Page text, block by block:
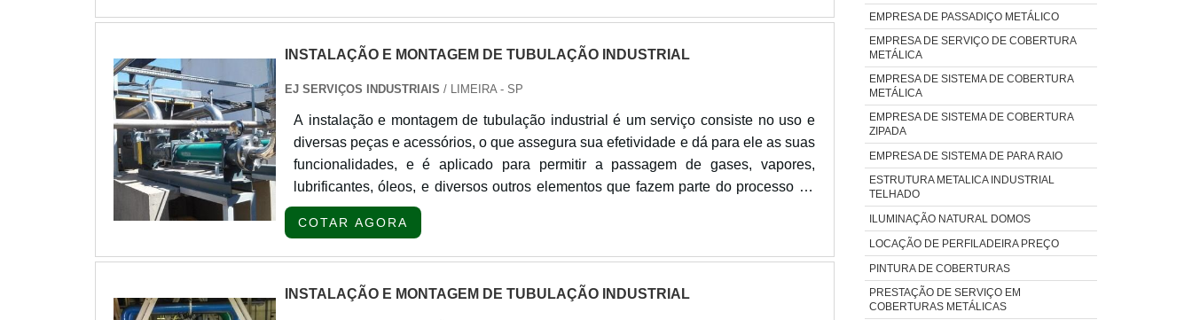
INSTALAÇÃO E MONTAGEM DE TUBULAÇÃO INDUSTRIAL
EJ SERVIÇOS INDUSTRIAIS / LIMEIRA - SP
A instalação e montagem de tubulação industrial é um serviço consiste no uso e
diversas peças e acessórios, o que assegura sua efetividade e dá para ele as suas
funcionalidades, e é aplicado para permitir a passagem de gases, vapores,
lubrificantes, óleos, e diversos outros elementos que fazem parte do processo de
produção, dos mais variados segmentos de companhias.Ele consiste em dois
passos: a fabricação de spools, e a finalização, ma...
COTAR AGORA
INSTALAÇÃO E MONTAGEM DE TUBULAÇÃO INDUSTRIAL
EMPRESA DE PASSADIÇO METÁLICO
EMPRESA DE SERVIÇO DE COBERTURA
METÁLICA
EMPRESA DE SISTEMA DE COBERTURA
METÁLICA
EMPRESA DE SISTEMA DE COBERTURA
ZIPADA
EMPRESA DE SISTEMA DE PARA RAIO
ESTRUTURA METALICA INDUSTRIAL
TELHADO
ILUMINAÇÃO NATURAL DOMOS
LOCAÇÃO DE PERFILADEIRA PREÇO
PINTURA DE COBERTURAS
PRESTAÇÃO DE SERVIÇO EM
COBERTURAS METÁLICAS